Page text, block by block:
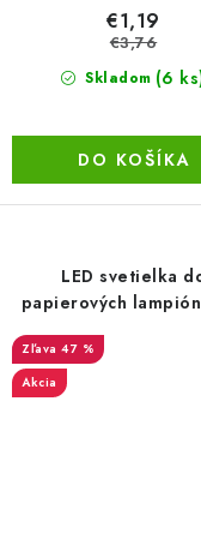
Skladom (6
€1,19
€3,76
DO KOŠÍKA
LED svetielka
papierových
ks – teplá biela
47 %
Akcia